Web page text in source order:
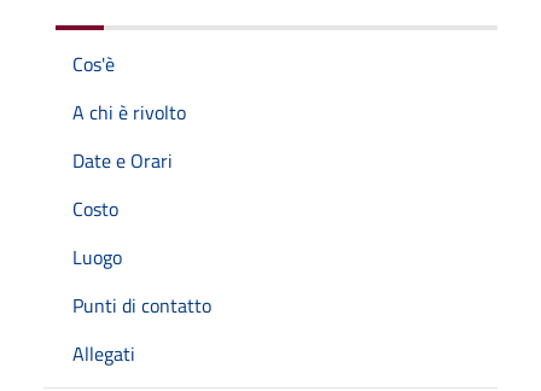
Cos'è
A chi è rivolto
Date e Orari
Costo
Luogo
Punti di contatto
Allegati